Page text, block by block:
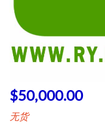
$50,000.00
无货